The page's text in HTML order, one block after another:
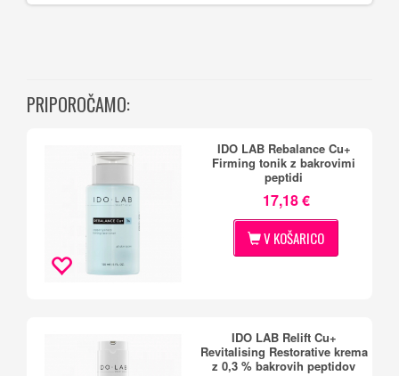
PRIPOROČAMO:
IDO LAB Rebalance Cu+
Firming tonik z bakrovimi
peptidi
17,18 €
V KOŠARICO
IDO LAB Relift Cu+
Revitalising Restorative krema
z 0,3 % bakrovih peptidov